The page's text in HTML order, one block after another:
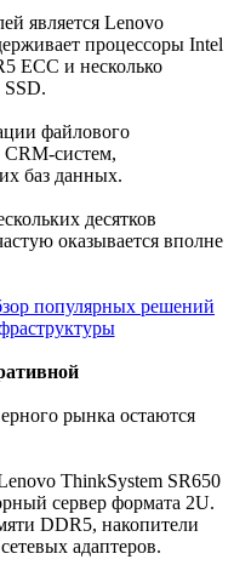
является Lenovo
процессоры Intel
ECC и несколько
файлового
систем,
баз данных.
десятков
оказывается вполне
рынка остаются
ThinkSystem SR650
сервер формата 2U.
DDR5, накопители
адаптеров.